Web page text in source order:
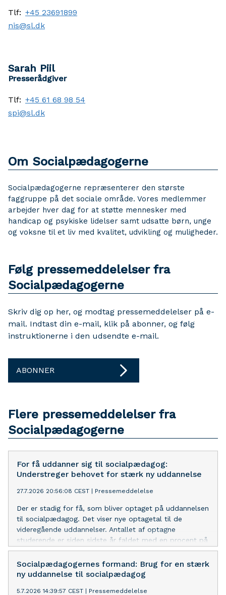
Tlf: +45 23691899
nis@sl.dk
Sarah Piil
Presserådgiver
Tlf: +45 61 68 98 54
spi@sl.dk
Om Socialpædagogerne
Socialpædagogerne repræsenterer den største
faggruppe på det sociale område. Vores medlemmer
arbejder hver dag for at støtte mennesker med
handicap og psykiske lidelser samt udsatte børn, unge
og voksne til et liv med kvalitet, udvikling og muligheder.
Følg pressemeddelelser fra
Socialpædagogerne
Skriv dig op her, og modtag pressemeddelelser på e-
mail. Indtast din e-mail, klik på abonner, og følg
instruktionerne i den udsendte e-mail.
ABONNER
Flere pressemeddelelser fra
Socialpædagogerne
For få uddanner sig til socialpædagog:
Understreger behovet for stærk ny uddannelse
27.7.2026 20:56:08 CEST Pressemeddelelse
Der er stadig for få, som bliver optaget på uddannelsen
til socialpædagog. Det viser nye optagetal til de
videregående uddannelser. Antallet af optagne
studerende er siden sidste år faldet med en procent på
pædagoguddannelsen, hvor en tredjedel af de
studerende uddanner sig til landets socialpædagogiske
arbejdspladser.
Socialpædagogernes formand: Brug for en stærk
ny uddannelse til socialpædagog
5.7.2026 14:39:57 CEST Pressemeddelelse